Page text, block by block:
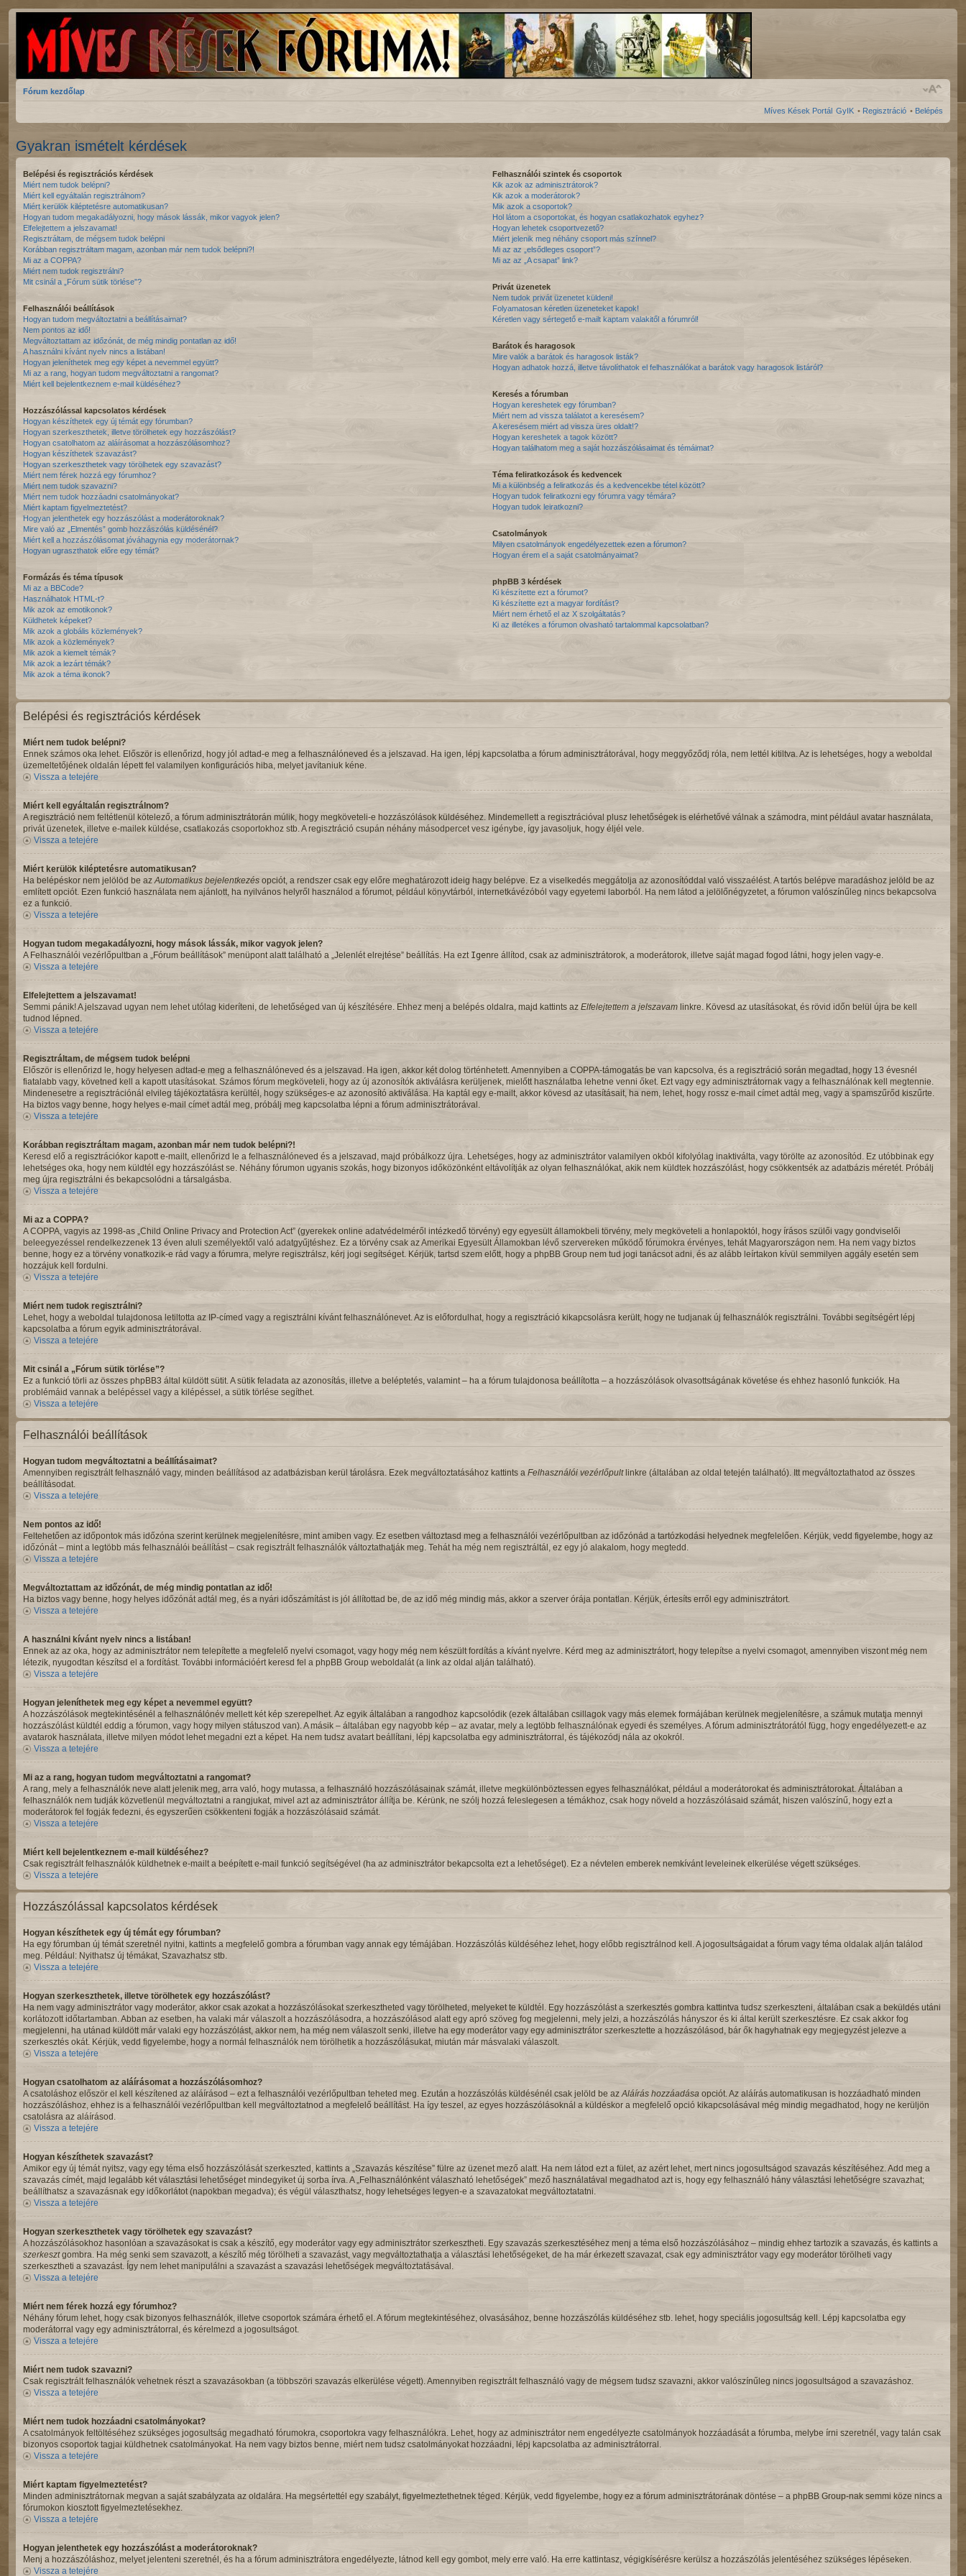
Fórum kezdőlap
Míves Kések Portál GyIK • Regisztráció • Belépés
Gyakran ismételt kérdések
Belépési és regisztrációs kérdések
Miért nem tudok belépni?
Miért kell egyáltalán regisztrálnom?
Miért kerülök kiléptetésre automatikusan?
Hogyan tudom megakadályozni, hogy mások lássák, mikor vagyok jelen?
Elfelejtettem a jelszavamat!
Regisztráltam, de mégsem tudok belépni
Korábban regisztráltam magam, azonban már nem tudok belépni?!
Mi az a COPPA?
Miért nem tudok regisztrálni?
Mit csinál a „Fórum sütik törlése”?
Felhasználói beállítások
Hogyan tudom megváltoztatni a beállításaimat?
Nem pontos az idő!
Megváltoztattam az időzónát, de még mindig pontatlan az idő!
A használni kívánt nyelv nincs a listában!
Hogyan jeleníthetek meg egy képet a nevemmel együtt?
Mi az a rang, hogyan tudom megváltoztatni a rangomat?
Miért kell bejelentkeznem e-mail küldéséhez?
Hozzászólással kapcsolatos kérdések
Hogyan készíthetek egy új témát egy fórumban?
Hogyan szerkeszthetek, illetve törölhetek egy hozzászólást?
Hogyan csatolhatom az aláírásomat a hozzászólásomhoz?
Hogyan készíthetek szavazást?
Hogyan szerkeszthetek vagy törölhetek egy szavazást?
Miért nem férek hozzá egy fórumhoz?
Miért nem tudok szavazni?
Miért nem tudok hozzáadni csatolmányokat?
Miért kaptam figyelmeztetést?
Hogyan jelenthetek egy hozzászólást a moderátoroknak?
Mire való az „Elmentés” gomb hozzászólás küldésénél?
Miért kell a hozzászólásomat jóváhagynia egy moderátornak?
Hogyan ugraszthatok előre egy témát?
Formázás és téma típusok
Mi az a BBCode?
Használhatok HTML-t?
Mik azok az emotikonok?
Küldhetek képeket?
Mik azok a globális közlemények?
Mik azok a közlemények?
Mik azok a kiemelt témák?
Mik azok a lezárt témák?
Mik azok a téma ikonok?
Felhasználói szintek és csoportok
Kik azok az adminisztrátorok?
Kik azok a moderátorok?
Mik azok a csoportok?
Hol látom a csoportokat, és hogyan csatlakozhatok egyhez?
Hogyan lehetek csoportvezető?
Miért jelenik meg néhány csoport más színnel?
Mi az az „elsődleges csoport”?
Mi az az „A csapat” link?
Privát üzenetek
Nem tudok privát üzenetet küldeni!
Folyamatosan kéretlen üzeneteket kapok!
Kéretlen vagy sértegető e-mailt kaptam valakitől a fórumról!
Barátok és haragosok
Mire valók a barátok és haragosok listák?
Hogyan adhatok hozzá, illetve távolíthatok el felhasználókat a barátok vagy haragosok listáról?
Keresés a fórumban
Hogyan kereshetek egy fórumban?
Miért nem ad vissza találatot a keresésem?
A keresésem miért ad vissza üres oldalt!?
Hogyan kereshetek a tagok között?
Hogyan találhatom meg a saját hozzászólásaimat és témáimat?
Téma feliratkozások és kedvencek
Mi a különbség a feliratkozás és a kedvencekbe tétel között?
Hogyan tudok feliratkozni egy fórumra vagy témára?
Hogyan tudok leiratkozni?
Csatolmányok
Milyen csatolmányok engedélyezettek ezen a fórumon?
Hogyan érem el a saját csatolmányaimat?
phpBB 3 kérdések
Ki készítette ezt a fórumot?
Ki készítette ezt a magyar fordítást?
Miért nem érhető el az X szolgáltatás?
Ki az illetékes a fórumon olvasható tartalommal kapcsolatban?
Belépési és regisztrációs kérdések
Miért nem tudok belépni?
Ennek számos oka lehet. Először is ellenőrizd, hogy jól adtad-e meg a felhasználóneved és a jelszavad. Ha igen, lépj kapcsolatba a fórum adminisztrátorával, hogy meggyőződj róla, nem lettél kitiltva. Az is lehetséges, hogy a weboldal
üzemeltetőjének oldalán lépett fel valamilyen konfigurációs hiba, melyet javítaniuk kéne.
Vissza a tetejére
Miért kell egyáltalán regisztrálnom?
A regisztráció nem feltétlenül kötelező, a fórum adminisztrátorán múlik, hogy megköveteli-e hozzászólások küldéséhez. Mindemellett a regisztrációval plusz lehetőségek is elérhetővé válnak a számodra, mint például avatar használata,
privát üzenetek, illetve e-mailek küldése, csatlakozás csoportokhoz stb. A regisztráció csupán néhány másodpercet vesz igénybe, így javasoljuk, hogy éljél vele.
Vissza a tetejére
Miért kerülök kiléptetésre automatikusan?
Ha belépéskor nem jelölöd be azAutomatikus bejelentkezés opciót, a rendszer csak egy előre meghatározott ideig hagy belépve. Ez a viselkedés meggátolja az azonosítóddal való visszaélést. A tartós belépve maradáshoz jelöld be az
említett opciót. Ezen funkció használata nem ajánlott, ha nyilvános helyről használod a fórumot, például könyvtárból, internetkávézóból vagy egyetemi laborból. Ha nem látod a jelölőnégyzetet, a fórumon valószínűleg nincs bekapcsolva
ez a funkció.
Vissza a tetejére
Hogyan tudom megakadályozni, hogy mások lássák, mikor vagyok jelen?
A Felhasználói vezérlőpultban a „Fórum beállítások” menüpont alatt található a „Jelenlét elrejtése” beállítás. Ha ezt Igenre állítod, csak az adminisztrátorok, a moderátorok, illetve saját magad fogod látni, hogy jelen vagy-e.
Vissza a tetejére
Elfelejtettem a jelszavamat!
Semmi pánik! A jelszavad ugyan nem lehet utólag kideríteni, de lehetőséged van új készítésére. Ehhez menj a belépés oldalra, majd kattints az Elfelejtettem a jelszavam linkre. Kövesd az utasításokat, és rövid időn belül újra be kell
tudnod lépned.
Vissza a tetejére
Regisztráltam, de mégsem tudok belépni
Először is ellenőrizd le, hogy helyesen adtad-e meg a felhasználóneved és a jelszavad. Ha igen, akkor két dolog történhetett. Amennyiben a COPPA-támogatás be van kapcsolva, és a regisztráció során megadtad, hogy 13 évesnél
fiatalabb vagy, követned kell a kapott utasításokat. Számos fórum megköveteli, hogy az új azonosítók aktiválásra kerüljenek, mielőtt használatba lehetne venni őket. Ezt vagy egy adminisztrátornak vagy a felhasználónak kell megtennie.
Mindenesetre a regisztrációnál elvileg tájékoztatásra kerültél, hogy szükséges-e az azonosító aktiválása. Ha kaptál egy e-mailt, akkor kövesd az utasításait, ha nem, lehet, hogy rossz e-mail címet adtál meg, vagy a spamszűrőd kiszűrte.
Ha biztos vagy benne, hogy helyes e-mail címet adtál meg, próbálj meg kapcsolatba lépni a fórum adminisztrátorával.
Vissza a tetejére
Korábban regisztráltam magam, azonban már nem tudok belépni?!
Keresd elő a regisztrációkor kapott e-mailt, ellenőrizd le a felhasználóneved és a jelszavad, majd próbálkozz újra. Lehetséges, hogy az adminisztrátor valamilyen okból kifolyólag inaktiválta, vagy törölte az azonosítód. Ez utóbbinak egy
lehetséges oka, hogy nem küldtél egy hozzászólást se. Néhány fórumon ugyanis szokás, hogy bizonyos időközönként eltávolítják az olyan felhasználókat, akik nem küldtek hozzászólást, hogy csökkentsék az adatbázis méretét. Próbálj
meg újra regisztrálni és bekapcsolódni a társalgásba.
Vissza a tetejére
Mi az a COPPA?
A COPPA, vagyis az 1998-as „Child Online Privacy and Protection Act” (gyerekek online adatvédelméről intézkedő törvény) egy egyesült államokbeli törvény, mely megköveteli a honlapoktól, hogy írásos szülői vagy gondviselői
beleegyezéssel rendelkezzenek 13 éven aluli személyektől való adatgyűjtéshez. Ez a törvény csak az Amerikai Egyesült Államokban lévő szervereken működő fórumokra érvényes, tehát Magyarországon nem. Ha nem vagy biztos
benne, hogy ez a törvény vonatkozik-e rád vagy a fórumra, melyre regisztrálsz, kérj jogi segítséget. Kérjük, tartsd szem előtt, hogy a phpBB Group nem tud jogi tanácsot adni, és az alább leírtakon kívül semmilyen aggály esetén sem
hozzájuk kell fordulni.
Vissza a tetejére
Miért nem tudok regisztrálni?
Lehet, hogy a weboldal tulajdonosa letiltotta az IP-címed vagy a regisztrálni kívánt felhasználónevet. Az is előfordulhat, hogy a regisztráció kikapcsolásra került, hogy ne tudjanak új felhasználók regisztrálni. További segítségért lépj
kapcsolatba a fórum egyik adminisztrátorával.
Vissza a tetejére
Mit csinál a „Fórum sütik törlése”?
Ez a funkció törli az összes phpBB3 által küldött sütit. A sütik feladata az azonosítás, illetve a beléptetés, valamint – ha a fórum tulajdonosa beállította – a hozzászólások olvasottságának követése és ehhez hasonló funkciók. Ha
problémáid vannak a belépéssel vagy a kilépéssel, a sütik törlése segíthet.
Vissza a tetejére
Felhasználói beállítások
Hogyan tudom megváltoztatni a beállításaimat?
Amennyiben regisztrált felhasználó vagy, minden beállításod az adatbázisban kerül tárolásra. Ezek megváltoztatásához kattints a Felhasználói vezérlőpultlinkre (általában az oldal tetején található). Itt megváltoztathatod az összes
beállításodat.
Vissza a tetejére
Nem pontos az idő!
Feltehetően az időpontok más időzóna szerint kerülnek megjelenítésre, mint amiben vagy. Ez esetben változtasd meg a felhasználói vezérlőpultban az időzónád a tartózkodási helyednek megfelelően. Kérjük, vedd figyelembe, hogy az
időzónát – mint a legtöbb más felhasználói beállítást – csak regisztrált felhasználók változtathatják meg. Tehát ha még nem regisztráltál, ez egy jó alakalom, hogy megtedd.
Vissza a tetejére
Megváltoztattam az időzónát, de még mindig pontatlan az idő!
Ha biztos vagy benne, hogy helyes időzónát adtál meg, és a nyári időszámítást is jól állítottad be, de az idő még mindig más, akkor a szerver órája pontatlan. Kérjük, értesíts erről egy adminisztrátort.
Vissza a tetejére
A használni kívánt nyelv nincs a listában!
Ennek az az oka, hogy az adminisztrátor nem telepítette a megfelelő nyelvi csomagot, vagy hogy még nem készült fordítás a kívánt nyelvre. Kérd meg az adminisztrátort, hogy telepítse a nyelvi csomagot, amennyiben viszont még nem
létezik, nyugodtan készítsd el a fordítást. További információért keresd fel a phpBB Group weboldalát (a link az oldal alján található).
Vissza a tetejére
Hogyan jeleníthetek meg egy képet a nevemmel együtt?
A hozzászólások megtekintésénél a felhasználónév mellett két kép szerepelhet. Az egyik általában a rangodhoz kapcsolódik (ezek általában csillagok vagy más elemek formájában kerülnek megjelenítésre, a számuk mutatja mennyi
hozzászólást küldtél eddig a fórumon, vagy hogy milyen státuszod van). A másik – általában egy nagyobb kép – az avatar, mely a legtöbb felhasználónak egyedi és személyes. A fórum adminisztrátorától függ, hogy engedélyezett-e az
avatarok használata, illetve milyen módot lehet megadni ezt a képet. Ha nem tudsz avatart beállítani, lépj kapcsolatba egy adminisztrátorral, és tájékozódj nála az okokról.
Vissza a tetejére
Mi az a rang, hogyan tudom megváltoztatni a rangomat?
A rang, mely a felhasználók neve alatt jelenik meg, arra való, hogy mutassa, a felhasználó hozzászólásainak számát, illetve megkülönböztessen egyes felhasználókat, például a moderátorokat és adminisztrátorokat. Általában a
felhasználók nem tudják közvetlenül megváltoztatni a rangjukat, mivel azt az adminisztrátor állítja be. Kérünk, ne szólj hozzá feleslegesen a témákhoz, csak hogy növeld a hozzászólásaid számát, hiszen valószínű, hogy ezt a
moderátorok fel fogják fedezni, és egyszerűen csökkenteni fogják a hozzászólásaid számát.
Vissza a tetejére
Miért kell bejelentkeznem e-mail küldéséhez?
Csak regisztrált felhasználók küldhetnek e-mailt a beépített e-mail funkció segítségével (ha az adminisztrátor bekapcsolta ezt a lehetőséget). Ez a névtelen emberek nemkívánt leveleinek elkerülése végett szükséges.
Vissza a tetejére
Hozzászólással kapcsolatos kérdések
Hogyan készíthetek egy új témát egy fórumban?
Ha egy fórumban új témát szeretnél nyitni, kattints a megfelelő gombra a fórumban vagy annak egy témájában. Hozzászólás küldéséhez lehet, hogy előbb regisztrálnod kell. A jogosultságaidat a fórum vagy téma oldalak alján találod
meg. Például: Nyithatsz új témákat, Szavazhatsz stb.
Vissza a tetejére
Hogyan szerkeszthetek, illetve törölhetek egy hozzászólást?
Ha nem vagy adminisztrátor vagy moderátor, akkor csak azokat a hozzászólásokat szerkesztheted vagy törölheted, melyeket te küldtél. Egy hozzászólást a szerkesztés gombra kattintva tudsz szerkeszteni, általában csak a beküldés utáni
korlátozott időtartamban. Abban az esetben, ha valaki már válaszolt a hozzászólásodra, a hozzászólásod alatt egy apró szöveg fog megjelenni, mely jelzi, a hozzászólás hányszor és ki által került szerkesztésre. Ez csak akkor fog
megjelenni, ha utánad küldött már valaki egy hozzászólást, akkor nem, ha még nem válaszolt senki, illetve ha egy moderátor vagy egy adminisztrátor szerkesztette a hozzászólásod, bár ők hagyhatnak egy megjegyzést jelezve a
szerkesztés okát. Kérjük, vedd figyelembe, hogy a normál felhasználók nem törölhetik a hozzászólásukat, miután már másvalaki válaszolt.
Vissza a tetejére
Hogyan csatolhatom az aláírásomat a hozzászólásomhoz?
A csatoláshoz először el kell készítened az aláírásod – ezt a felhasználói vezérlőpultban teheted meg. Ezután a hozzászólás küldésénél csak jelöld be azAláírás hozzáadása opciót. Az aláírás automatikusan is hozzáadható minden
hozzászóláshoz, ehhez is a felhasználói vezérlőpultban kell megváltoztatnod a megfelelő beállítást. Ha így teszel, az egyes hozzászólásoknál a küldéskor a megfelelő opció kikapcsolásával még mindig megadhatod, hogy ne kerüljön
csatolásra az aláírásod.
Vissza a tetejére
Hogyan készíthetek szavazást?
Amikor egy új témát nyitsz, vagy egy téma első hozzászólását szerkeszted, kattints a „Szavazás készítése” fülre az üzenet mező alatt. Ha nem látod ezt a fület, az azért lehet, mert nincs jogosultságod szavazás készítéséhez. Add meg a
szavazás címét, majd legalább két választási lehetőséget mindegyiket új sorba írva. A „Felhasználónként válaszható lehetőségek” mező használatával megadhatod azt is, hogy egy felhasználó hány választási lehetőségre szavazhat;
beállíthatsz a szavazásnak egy időkorlátot (napokban megadva); és végül választhatsz, hogy lehetséges legyen-e a szavazatokat megváltoztatatni.
Vissza a tetejére
Hogyan szerkeszthetek vagy törölhetek egy szavazást?
A hozzászólásokhoz hasonlóan a szavazásokat is csak a készítő, egy moderátor vagy egy adminisztrátor szerkesztheti. Egy szavazás szerkesztéséhez menj a téma első hozzászólásához – mindig ehhez tartozik a szavazás, és kattints a
szerkesztgombra. Ha még senki sem szavazott, a készítő még törölheti a szavazást, vagy megváltoztathatja a választási lehetőségeket, de ha már érkezett szavazat, csak egy adminisztrátor vagy egy moderátor törölheti vagy
szerkesztheti a szavazást. Így nem lehet manipulálni a szavazást a szavazási lehetőségek megváltoztatásával.
Vissza a tetejére
Miért nem férek hozzá egy fórumhoz?
Néhány fórum lehet, hogy csak bizonyos felhasználók, illetve csoportok számára érhető el. A fórum megtekintéséhez, olvasásához, benne hozzászólás küldéséhez stb. lehet, hogy speciális jogosultság kell. Lépj kapcsolatba egy
moderátorral vagy egy adminisztrátorral, és kérelmezd a jogosultságot.
Vissza a tetejére
Miért nem tudok szavazni?
Csak regisztrált felhasználók vehetnek részt a szavazásokban (a többszöri szavazás elkerülése végett). Amennyiben regisztrált felhasználó vagy de mégsem tudsz szavazni, akkor valószínűleg nincs jogosultságod a szavazáshoz.
Vissza a tetejére
Miért nem tudok hozzáadni csatolmányokat?
A csatolmányok feltöltéséhez szükséges jogosultság megadható fórumokra, csoportokra vagy felhasználókra. Lehet, hogy az adminisztrátor nem engedélyezte csatolmányok hozzáadását a fórumba, melybe írni szeretnél, vagy talán csak
bizonyos csoportok tagjai küldhetnek csatolmányokat. Ha nem vagy biztos benne, miért nem tudsz csatolmányokat hozzáadni, lépj kapcsolatba az adminisztrátorral.
Vissza a tetejére
Miért kaptam figyelmeztetést?
Minden adminisztrátornak megvan a saját szabályzata az oldalára. Ha megsértettél egy szabályt, figyelmeztethetnek téged. Kérjük, vedd figyelembe, hogy ez a fórum adminisztrátorának döntése – a phpBB Group-nak semmi köze nincs a
fórumokon kiosztott figyelmeztetésekhez.
Vissza a tetejére
Hogyan jelenthetek egy hozzászólást a moderátoroknak?
Menj a hozzászóláshoz, melyet jelenteni szeretnél, és ha a fórum adminisztrátora engedélyezte, látnod kell egy gombot, mely erre való. Ha erre kattintasz, végigkísérésre kerülsz a hozzászólás jelentéséhez szükséges lépéseken.
Vissza a tetejére